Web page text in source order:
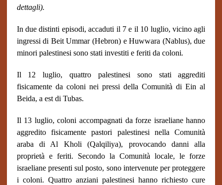
dettagli).
In due distinti episodi, accaduti il 7 e il 10 luglio, vicino agli
ingressi di Beit Ummar (Hebron) e Huwwara (Nablus), due
minori palestinesi sono stati investiti e feriti da coloni.
Il 12 luglio, quattro palestinesi sono stati aggrediti
fisicamente da coloni nei pressi della Comunità di Ein al
Beida, a est di Tubas.
Il 13 luglio, coloni accompagnati da forze israeliane hanno
aggredito fisicamente pastori palestinesi nella Comunità
araba di Al Kholi (Qalqiliya), provocando danni alla
proprietà e feriti. Secondo la Comunità locale, le forze
israeliane presenti sul posto, sono intervenute per proteggere
i coloni. Quattro anziani palestinesi hanno richiesto cure